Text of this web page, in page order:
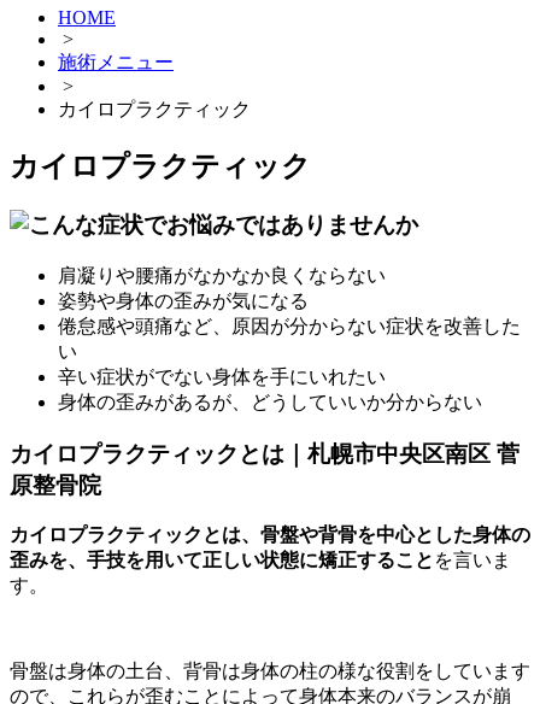
HOME
>
施術メニュー
>
カイロプラクティック
カイロプラクティック
肩凝りや腰痛がなかなか良くならない
姿勢や身体の歪みが気になる
倦怠感や頭痛など、原因が分からない症状を改善した
い
辛い症状がでない身体を手にいれたい
身体の歪みがあるが、どうしていいか分からない
カイロプラクティックとは｜札幌市中央区南区 菅
原整骨院
カイロプラクティックとは、骨盤や背骨を中心とした身体の
歪みを、手技を用いて正しい状態に矯正すること を言いま
す。
骨盤は身体の土台、背骨は身体の柱の様な役割をしています
ので、これらが歪むことによって身体本来のバランスが崩